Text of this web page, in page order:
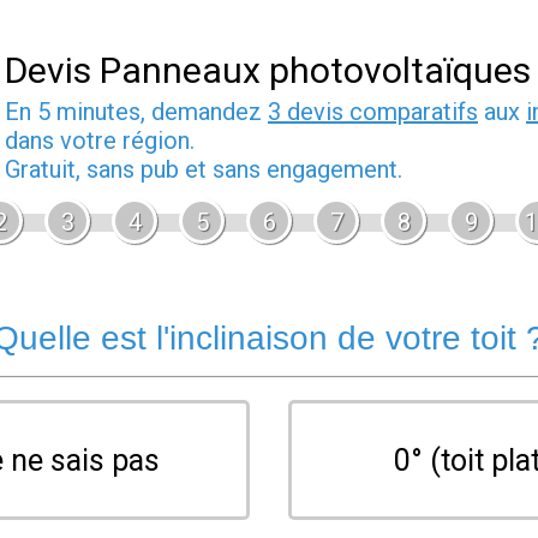
Devis Panneaux photovoltaïques
En 5 minutes, demandez 3 devis comparatifs aux
dans votre région.
Gratuit, sans pub et sans engagement.
3 4 5 6 7 8 9
est l'inclinaison de votre toit
ne sais pas 0° (toit